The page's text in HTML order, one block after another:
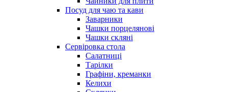
Посуд для чаю та кави
Заварники
Чашки порцелянові
Чашки скляні
Сервіровка стола
Салатниці
Тарілки
Графіни, креманки
Келихи